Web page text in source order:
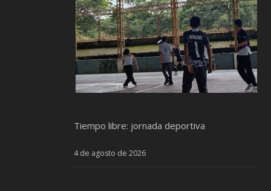
Tiempo libre: jornada deportiva
4 de agosto de 2026